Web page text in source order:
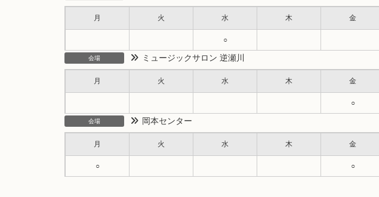
月 火 水 木 金
○
会場 ミュージックサロン 逆瀬川
月 火 水 木 金
○
会場 岡本センター
月 火 水 木 金
○ ○